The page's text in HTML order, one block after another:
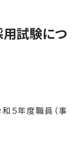
用試験につ
５年度職員（事